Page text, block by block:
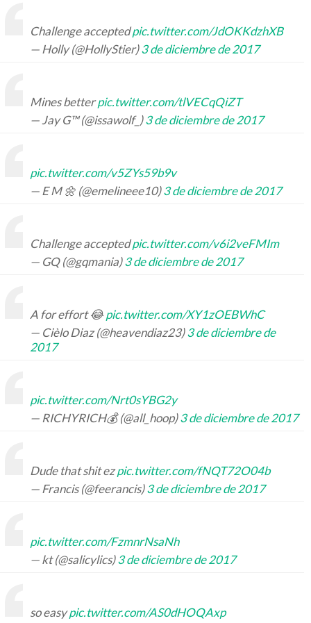
Challenge acceptedpic.twitter.com/JdOKKdzhXB
— Holly (@HollyStier)3 de diciembre de 2017
Mines betterpic.twitter.com/tlVECqQiZT
— Jay G™ (@issawolf_)3 de diciembre de 2017
pic.twitter.com/v5ZYs59b9v
— E M 🌼 (@emelineee10)3 de diciembre de 2017
Challenge acceptedpic.twitter.com/v6i2veFMIm
— GQ (@gqmania)3 de diciembre de 2017
A for effort 😂 pic.twitter.com/XY1zOEBWhC
— Cièlo Diaz (@heavendiaz23)3 de diciembre de
2017
pic.twitter.com/Nrt0sYBG2y
— RICHYRICH💰 (@all_hoop)3 de diciembre de 2017
Dude that shit ezpic.twitter.com/fNQT72O04b
— Francis (@feerancis)3 de diciembre de 2017
pic.twitter.com/FzmnrNsaNh
— kt (@salicylics)3 de diciembre de 2017
so easypic.twitter.com/AS0dHOQAxp